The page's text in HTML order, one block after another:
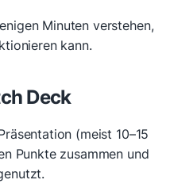
Minuten verstehen,
kann.
Deck
(meist 10–15
Punkte zusammen und